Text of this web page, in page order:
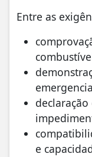
Entre as
e